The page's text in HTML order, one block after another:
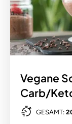
Vegane
Carb/
GESAMT: